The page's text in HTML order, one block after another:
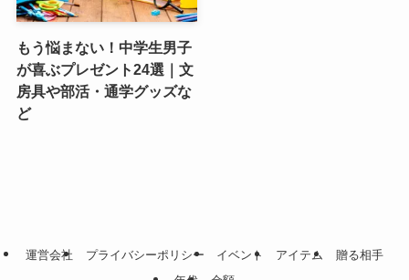
もう悩まない！中学生男子
が喜ぶプレゼント24選｜文
房具や部活・通学グッズな
ど
運営会社 プライバシーポリシー イベント アイテム
贈る相手